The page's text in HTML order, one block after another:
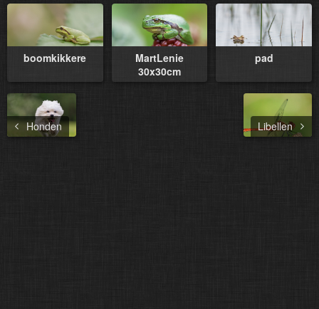
boomkikkere
MartLenie
30x30cm
pad
Honden Libellen